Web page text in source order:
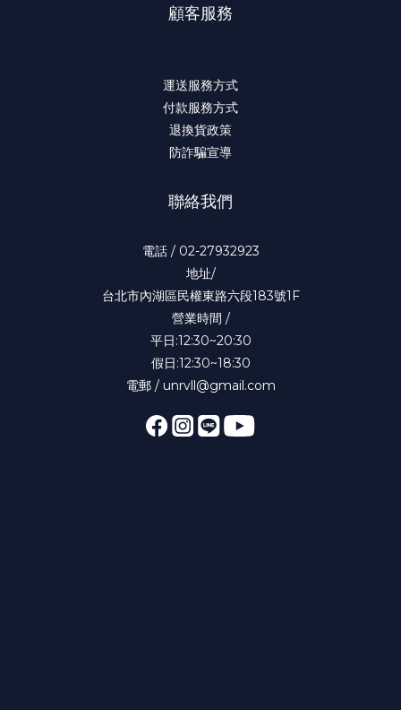
顧客服務
運送服務方式
付款服務方式
退換貨政策
防詐騙宣導
聯絡我們
電話 / 02-27932923
地址/
台北市內湖區民權東路六段183號1F
營業時間 /
平日:12:30~20:30
假日:12:30~18:30
電郵 / unrvll@gmail.com